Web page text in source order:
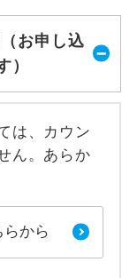
お申し込
）
は、カウン
ん。あらか
から